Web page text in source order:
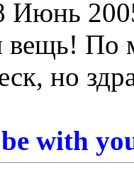
Июнь
вещь! По
но
with